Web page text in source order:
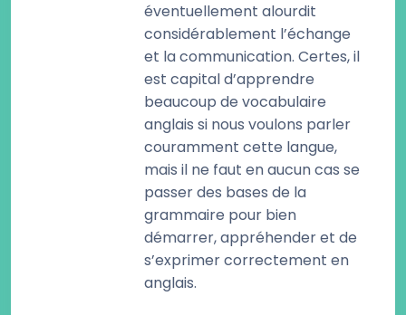
éventuellement alourdit
considérablement l’échange
et la communication. Certes, il
est capital d’apprendre
beaucoup de vocabulaire
anglais si nous voulons parler
couramment cette langue,
mais il ne faut en aucun cas se
passer des bases de la
grammaire pour bien
démarrer, appréhender et de
s’exprimer correctement en
anglais.